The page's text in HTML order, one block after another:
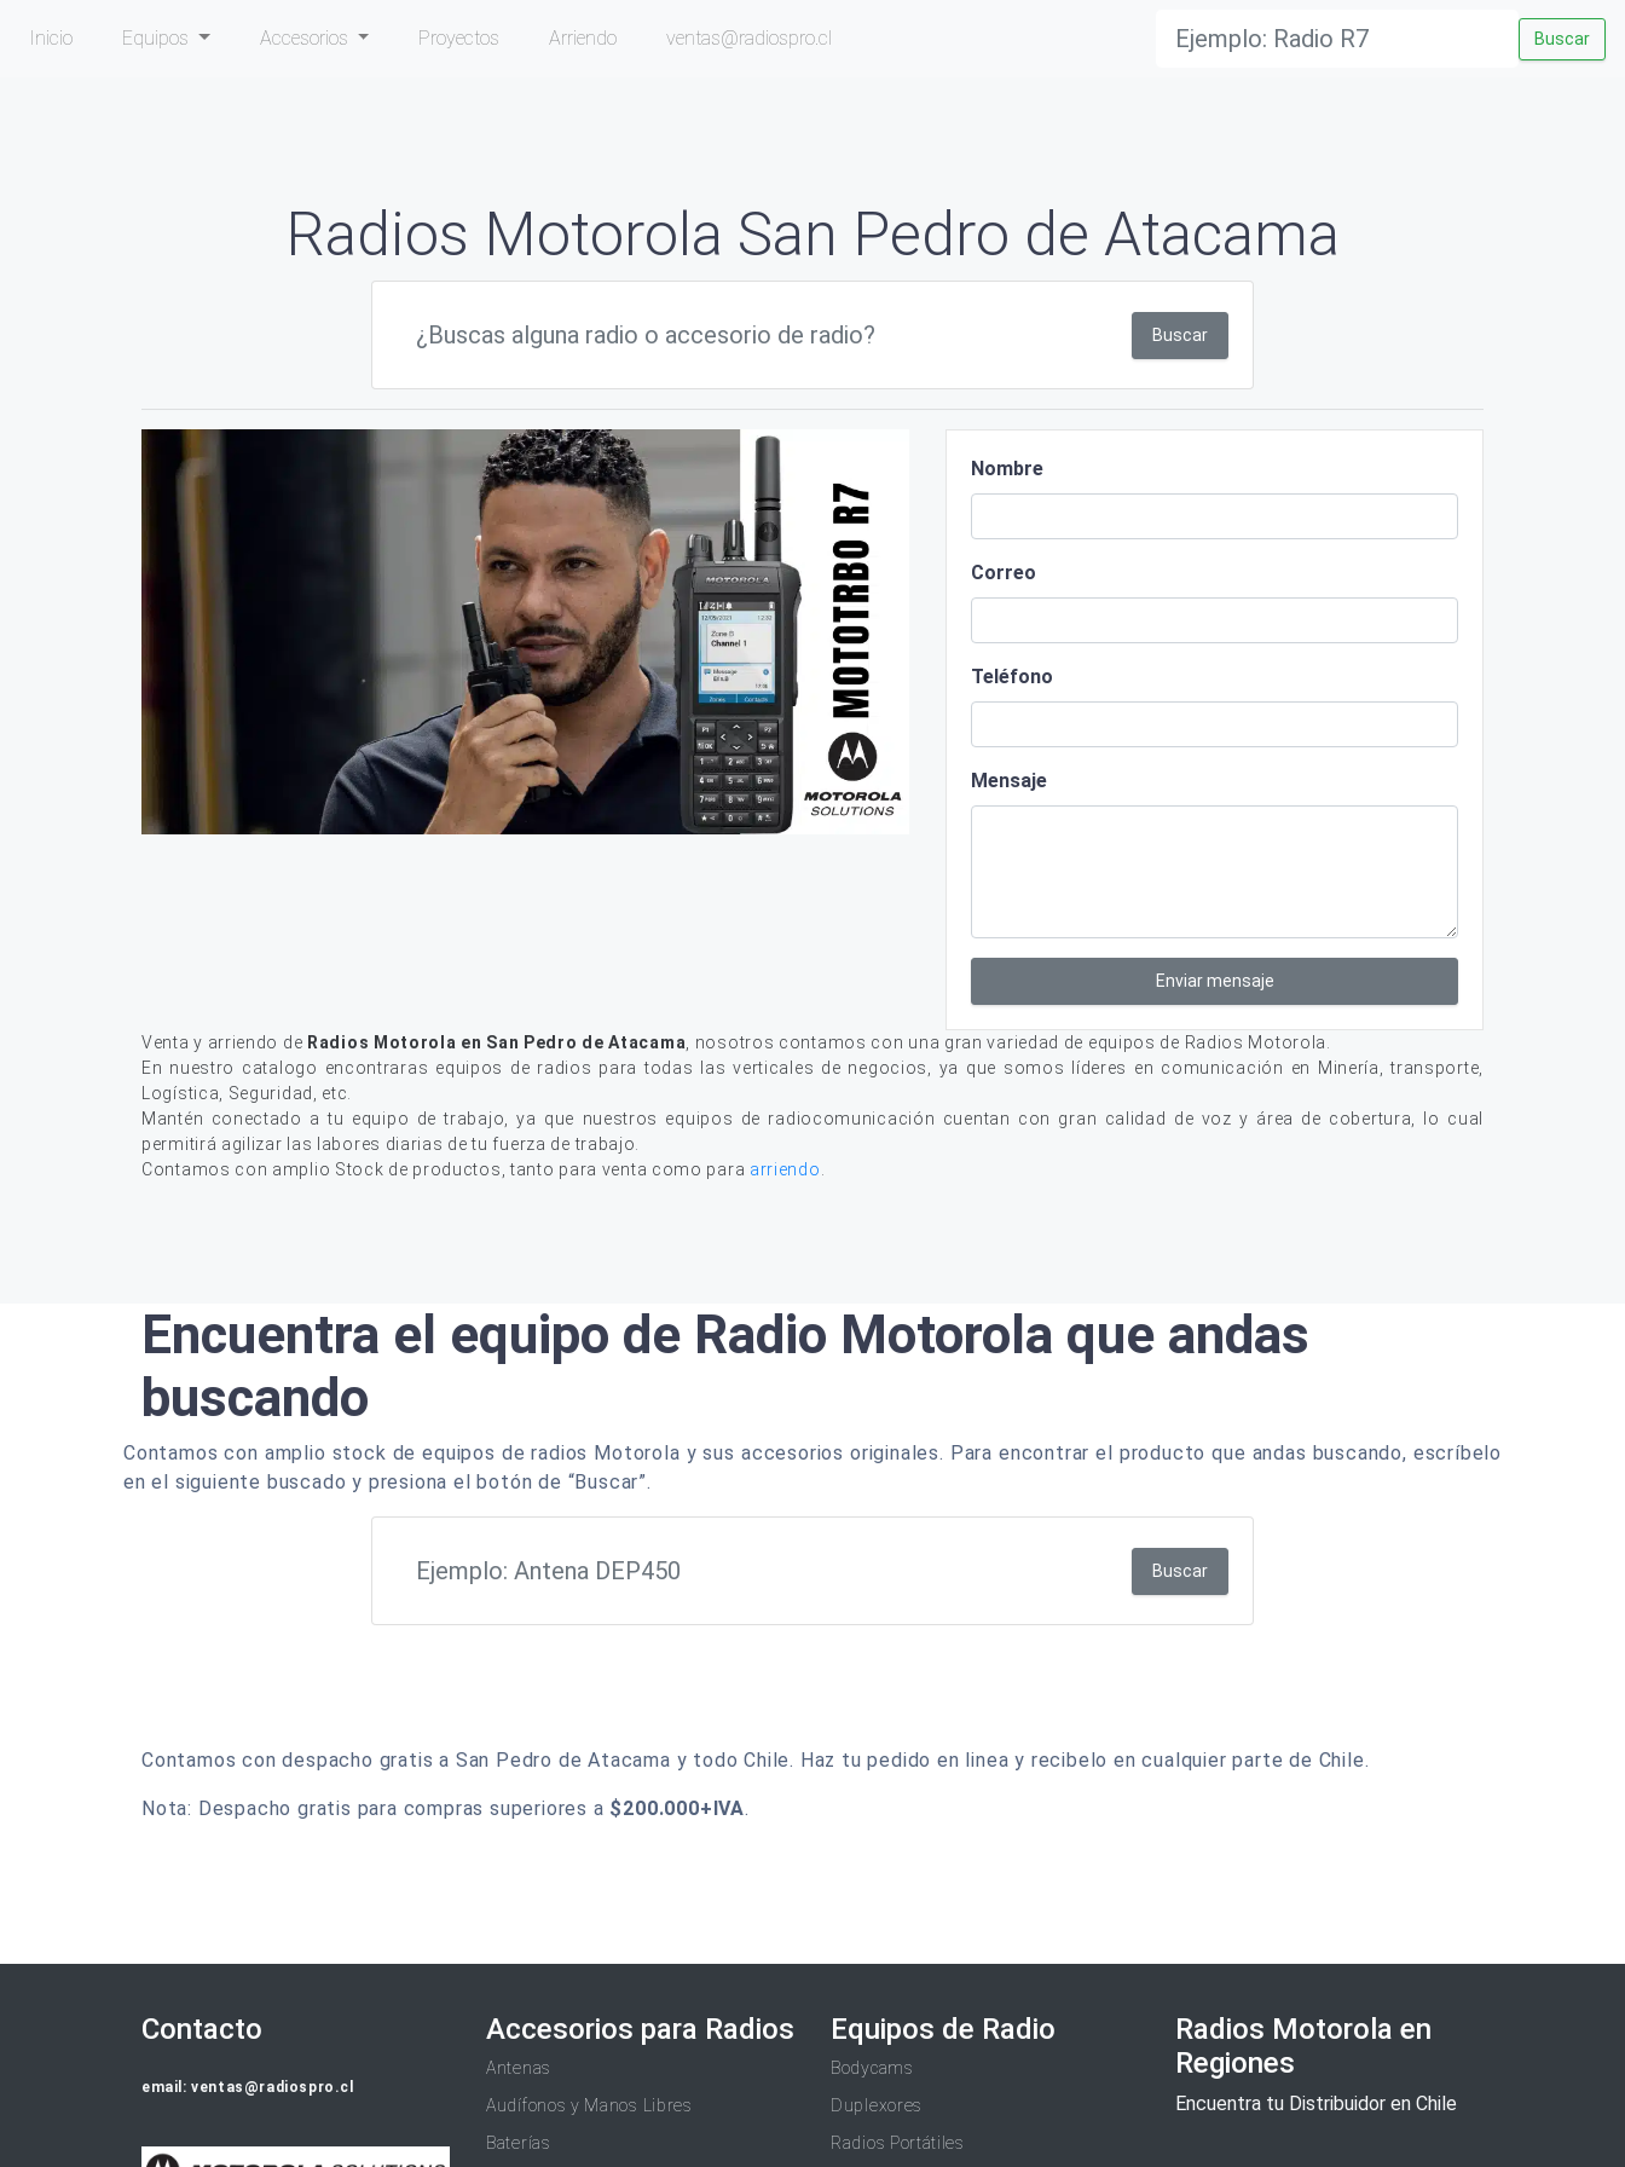
Inicio Equipos Accesorios Proyectos Arriendo ventas@radiospro.cl Buscar
Radios Motorola San Pedro de Atacama
Buscar
Nombre
Correo
Teléfono
Mensaje
Enviar mensaje
Venta y arriendo de Radios Motorola en San Pedro de Atacama , nosotros contamos con una gran variedad de equipos de Radios Motorola.
En nuestro catalogo encontraras equipos de radios para todas las verticales de negocios, ya que somos líderes en comunicación en Minería, transporte,
Logística, Seguridad, etc.
Mantén conectado a tu equipo de trabajo, ya que nuestros equipos de radiocomunicación cuentan con gran calidad de voz y área de cobertura, lo cual
permitirá agilizar las labores diarias de tu fuerza de trabajo.
Contamos con amplio Stock de productos, tanto para venta como para arriendo
Encuentra el equipo de Radio Motorola que andas
buscando
Contamos con amplio stock de equipos de radios Motorola y sus accesorios originales. Para encontrar el producto que andas buscando, escríbelo
en el siguiente buscado y presiona el botón de “Buscar”.
Buscar
Contamos con despacho gratis a San Pedro de Atacama y todo Chile. Haz tu pedido en linea y recibelo en cualquier parte de Chile.
Nota: Despacho gratis para compras superiores a $200.000+IVA.
Contacto
email: ventas@radiospro.cl
Accesorios para Radios
Antenas
Audífonos y Manos Libres
Baterías
Equipos de Radio
Bodycams
Duplexores
Radios Portátiles
Radios Motorola en
Regiones
Encuentra tu Distribuidor en Chile